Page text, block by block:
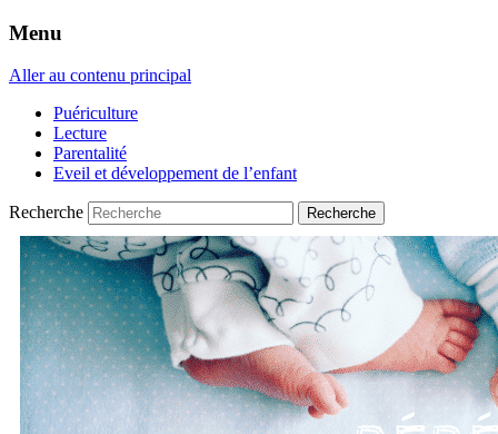
Menu
Aller au contenu principal
Puériculture
Lecture
Parentalité
Eveil et développement de l’enfant
Recherche